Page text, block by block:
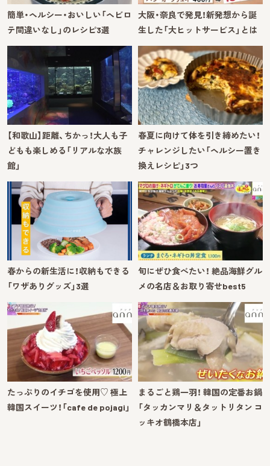
簡単・ヘルシー・おいしい「ヘビロ
テ間違いなし」のレシピ3選
大阪・奈良で発見！新発想から誕
生した「大ヒットサービス」とは
【和歌山】距離、ちかっ！大人も子
どもも楽しめる「リアルな水族
館」
春夏に向けて体を引き締めたい！
チャレンジしたい「ヘルシー置き
換えレシピ」3つ
春からの新生活に！収納もできる
「ワザありグッズ」3選
旬にぜひ食べたい！ 絶品海鮮グル
メの名店＆お取り寄せbest5
たっぷりのイチゴを使用♡ 極上
韓国スイーツ！「cafe de pojagi」
まるごと鶏一羽！ 韓国の定番お鍋
「タッカンマリ＆タットリタン コ
ッキオ鶴橋本店」